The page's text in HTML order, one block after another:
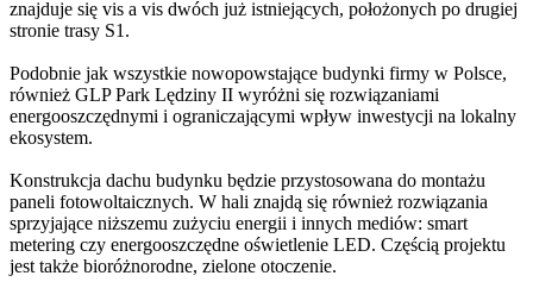
znajduje się vis a vis dwóch już istniejących, położonych po drugiej
stronie trasy S1.
Podobnie jak wszystkie nowopowstające budynki firmy w Polsce,
również GLP Park Lędziny II wyróżni się rozwiązaniami
energooszczędnymi i ograniczającymi wpływ inwestycji na lokalny
ekosystem.
Konstrukcja dachu budynku będzie przystosowana do montażu
paneli fotowoltaicznych. W hali znajdą się również rozwiązania
sprzyjające niższemu zużyciu energii i innych mediów: smart
metering czy energooszczędne oświetlenie LED. Częścią projektu
jest także bioróżnorodne, zielone otoczenie.